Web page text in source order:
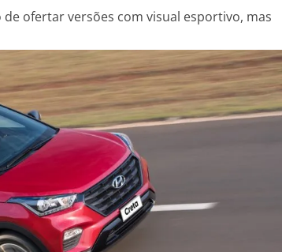
ofertar versões com visual esportivo, mas